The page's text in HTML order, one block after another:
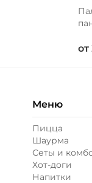
от
Меню
Пицца
Шаурма
Сеты и
Хот-доги
Напитки